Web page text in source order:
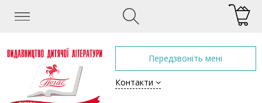
Передзвоніть мені
Контакти